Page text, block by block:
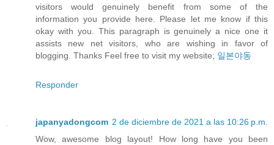
visitors would genuinely benefit from some of the
information you provide here. Please let me know if this
okay with you. This paragraph is genuinely a nice one it
assists new net visitors, who are wishing in favor of
blogging. Thanks Feel free to visit my website; 일본야동
Responder
japanyadongcom 2 de diciembre de 2021 a las 10:26 p.m.
Wow, awesome blog layout! How long have you been